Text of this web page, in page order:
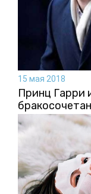
15 мая 2018
Принц Гарри